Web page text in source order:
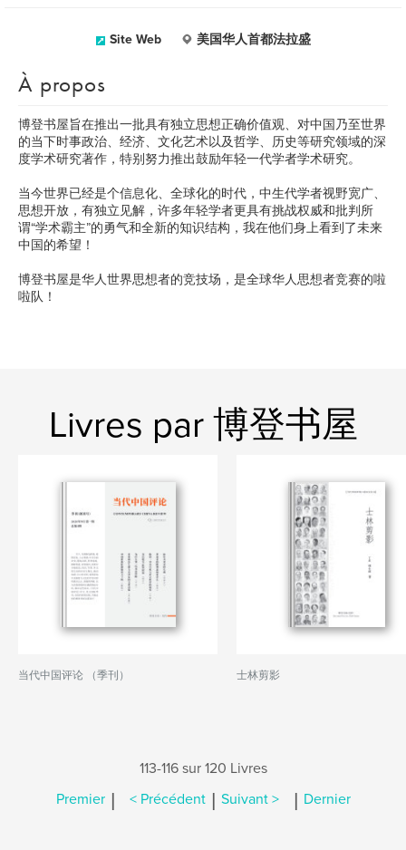
Site Web 美国华人首都法拉盛
À propos
博登书屋旨在推出一批具有独立思想正确价值观、对中国乃至世界
的当下时事政治、经济、文化艺术以及哲学、历史等研究领域的深
度学术研究著作，特别努力推出鼓励年轻一代学者学术研究。
当今世界已经是个信息化、全球化的时代，中生代学者视野宽广、
思想开放，有独立见解，许多年轻学者更具有挑战权威和批判所
谓“学术霸主”的勇气和全新的知识结构，我在他们身上看到了未来
中国的希望！
博登书屋是华人世界思想者的竞技场，是全球华人思想者竞赛的啦
啦队！
Livres par 博登书屋
当代中国评论 （季刊） 士林剪影
113-116 sur 120 Livres
Premier | < Précédent | Suivant > | Dernier